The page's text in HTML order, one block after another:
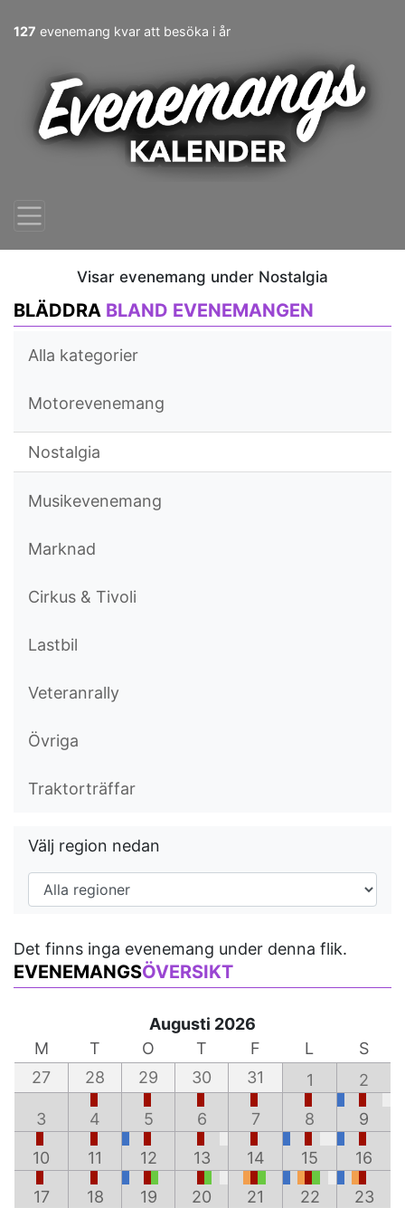
127 evenemang kvar att besöka i år
Visar evenemang under Nostalgia
BLÄDDRA BLAND EVENEMANGEN
Alla kategorier
Motorevenemang
Nostalgia
Musikevenemang
Marknad
Cirkus & Tivoli
Lastbil
Veteranrally
Övriga
Traktorträffar
Välj region nedan
Det finns inga evenemang under denna flik.
EVENEMANGSÖVERSIKT
Augusti 2026
M
T O T F L
S
27
28 29 30 31 1 2
3 4 5 6 7 8 9
10 11 12 13 14 15 16
17 18 19 20 21 22 23